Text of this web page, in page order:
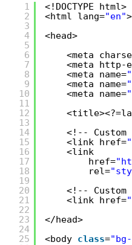
1
2
3
4
5
6
7
8
9
10
11
12
13
14
15
16
17
18
19
20
21
22
23
24
25
<!DOCTYPE html>
<html lang="en">
<head>
<meta
<meta http-
<meta name=
<meta name=
<meta name=
<!--
<link href=
<link
href="
rel=
<!--
<link href=
</head>
<body class=